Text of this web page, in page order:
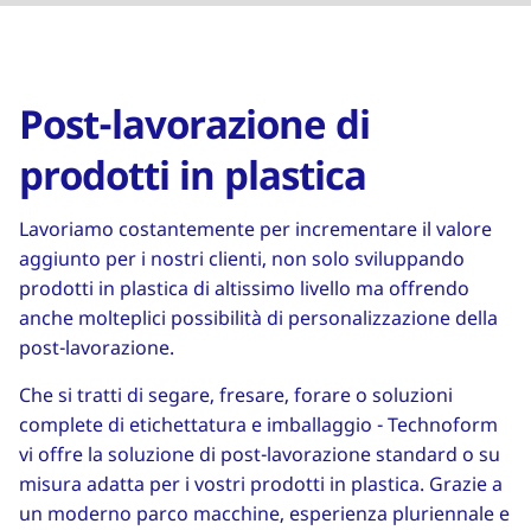
Post-lavorazione di
prodotti in plastica
Lavoriamo costantemente per incrementare il valore
aggiunto per i nostri clienti, non solo sviluppando
prodotti in plastica di altissimo livello ma offrendo
anche molteplici possibilità di personalizzazione della
post-lavorazione.
Che si tratti di segare, fresare, forare o soluzioni
complete di etichettatura e imballaggio - Technoform
vi offre la soluzione di post-lavorazione standard o su
misura adatta per i vostri prodotti in plastica. Grazie a
un moderno parco macchine, esperienza pluriennale e